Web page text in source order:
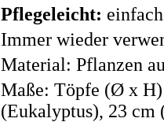
Pflegeleicht:
Immer wieder
Material: Pflanzen
Maße: Töpfe (Ø x
(Eukalyptus), 23 cm